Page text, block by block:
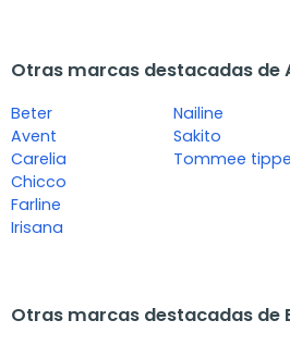
Otras marcas destacadas de
Beter
Avent
Carelia
Chicco
Farline
Irisana
Nailine
Sakito
Tommee
Otras marcas destacadas de